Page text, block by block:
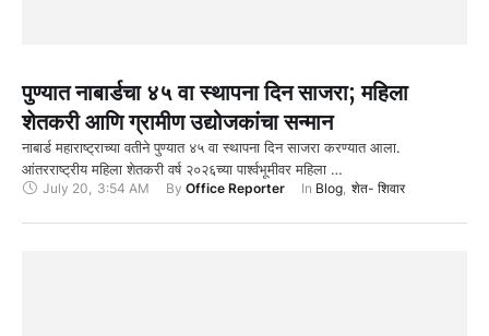
पुण्यात नाबार्डचा ४५ वा स्थापना दिन साजरा; महिला
शेतकरी आणि ग्रामीण उद्योजकांचा सन्मान
नाबार्ड महाराष्ट्राच्या वतीने पुण्यात ४५ वा स्थापना दिन साजरा करण्यात आला.
आंतरराष्ट्रीय महिला शेतकरी वर्ष २०२६च्या पार्श्वभूमीवर महिला …
July 20 3:54 AM By Office Reporter In Blog, शेत- शिवार